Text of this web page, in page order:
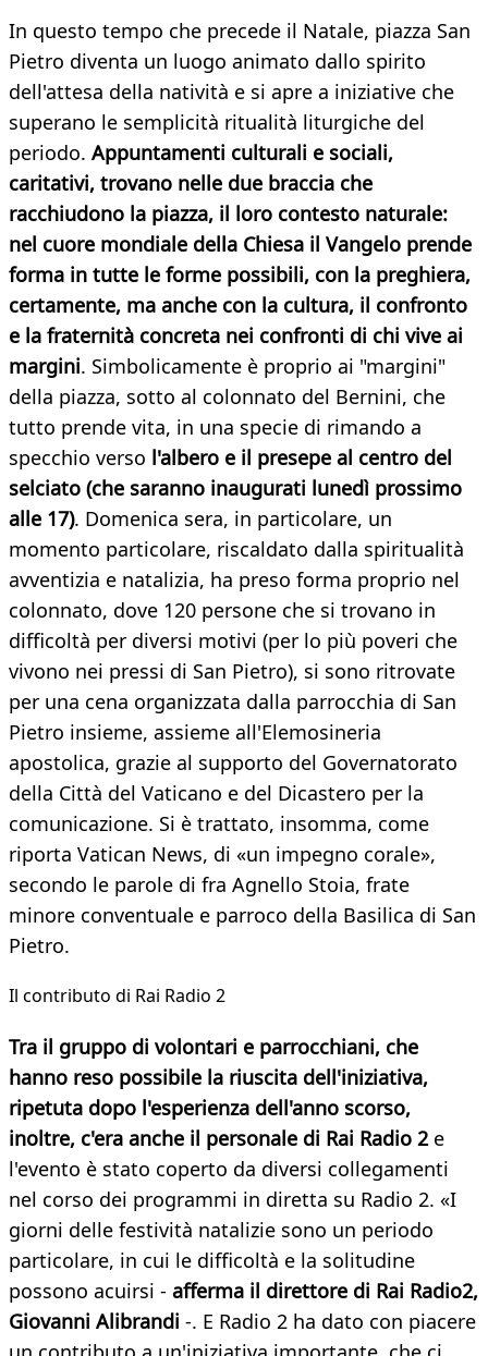
In questo tempo che precede il Natale, piazza San
Pietro diventa un luogo animato dallo spirito
dell'attesa della natività e si apre a iniziative che
superano le semplicità ritualità liturgiche del
periodo. Appuntamenti culturali e sociali,
caritativi, trovano nelle due braccia che
racchiudono la piazza, il loro contesto naturale:
nel cuore mondiale della Chiesa il Vangelo prende
forma in tutte le forme possibili, con la preghiera,
certamente, ma anche con la cultura, il confronto
e la fraternità concreta nei confronti di chi vive ai
margini. Simbolicamente è proprio ai "margini"
della piazza, sotto al colonnato del Bernini, che
tutto prende vita, in una specie di rimando a
specchio verso l'albero e il presepe al centro del
selciato (che saranno inaugurati lunedì prossimo
alle 17). Domenica sera, in particolare, un
momento particolare, riscaldato dalla spiritualità
avventizia e natalizia, ha preso forma proprio nel
colonnato, dove 120 persone che si trovano in
difficoltà per diversi motivi (per lo più poveri che
vivono nei pressi di San Pietro), si sono ritrovate
per una cena organizzata dalla parrocchia di San
Pietro insieme, assieme all'Elemosineria
apostolica, grazie al supporto del Governatorato
della Città del Vaticano e del Dicastero per la
comunicazione. Si è trattato, insomma, come
riporta Vatican News, di «un impegno corale»,
secondo le parole di fra Agnello Stoia, frate
minore conventuale e parroco della Basilica di San
Pietro.
Il contributo di Rai Radio 2
Tra il gruppo di volontari e parrocchiani, che
hanno reso possibile la riuscita dell'iniziativa,
ripetuta dopo l'esperienza dell'anno scorso,
inoltre, c'era anche il personale di Rai Radio 2e
l'evento è stato coperto da diversi collegamenti
nel corso dei programmi in diretta su Radio 2. «I
giorni delle festività natalizie sono un periodo
particolare, in cui le difficoltà e la solitudine
possono acuirsi - afferma il direttore di Rai Radio2,
Giovanni Alibrandi -. E Radio 2 ha dato con piacere